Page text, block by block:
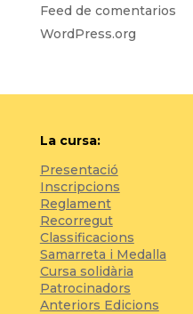
Feed de comentarios
WordPress.org
La cursa:
Presentació
Inscripcions
Reglament
Recorregut
Classificacions
Samarreta i Medalla
Cursa solidària
Patrocinadors
Anteriors Edicions